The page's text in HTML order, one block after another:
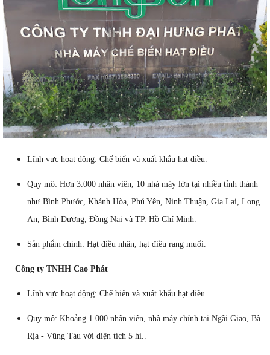
Lĩnh vực hoạt động: Chế biến và xuất khẩu hạt điều.
Quy mô: Hơn 3.000 nhân viên, 10 nhà máy lớn tại nhiều tỉnh thành
như Bình Phước, Khánh Hòa, Phú Yên, Ninh Thuận, Gia Lai, Long
An, Bình Dương, Đồng Nai và TP. Hồ Chí Minh.
Sản phẩm chính: Hạt điều nhân, hạt điều rang muối.
Công ty TNHH Cao Phát
Lĩnh vực hoạt động: Chế biến và xuất khẩu hạt điều.
Quy mô: Khoảng 1.000 nhân viên, nhà máy chính tại Ngãi Giao, Bà
Rịa - Vũng Tàu với diện tích 5 hi..